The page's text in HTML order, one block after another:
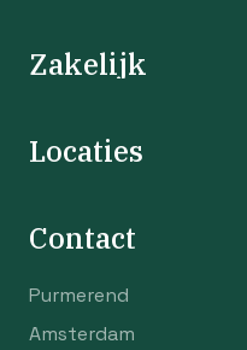
Zakelijk
Locaties
Contact
Purmerend
Amsterdam